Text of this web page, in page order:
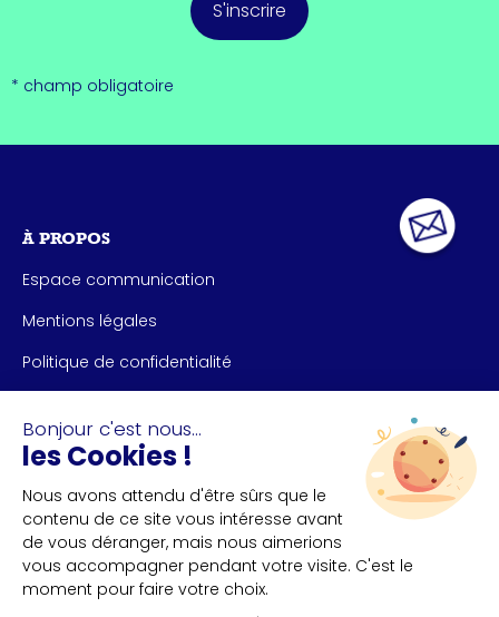
S'inscrire
* champ obligatoire
À PROPOS
Espace communication
Mentions légales
Politique de confidentialité
NOUS CONTACTER